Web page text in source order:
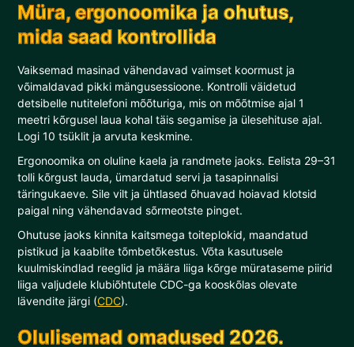
Müra, ergonoomika ja ohutus,
mida saad kontrollida
Vaiksemad masinad vähendavad vaimset koormust ja
võimaldavad pikki mängusessioone. Kontrolli väidetud
detsibelle nutitelefoni mõõturiga, mis on mõõtmise ajal 1
meetri kõrgusel laua kohal täis segamise ja ülesehituse ajal.
Logi 10 tsüklit ja arvuta keskmine.
Ergonoomika on oluline kaela ja randmete jaoks. Eelista 29–31
tolli kõrgust lauda, ümardatud servi ja tasapinnalisi
täringukaeve. Sile vilt ja ühtlased õhuavad hoiavad klotsid
paigal ning vähendavad sõrmeotste pinget.
Ohutuse jaoks kinnita kaitsmega toiteplokid, maandatud
pistikud ja kaablite tõmbetõkestus. Võta kasutusele
kuulmiskindlad reeglid ja määra liiga kõrge mürataseme piirid
liiga valjudele klubiõhtutele CDC-ga kooskõlas olevate
lävendite järgi (CDC).
Olulisemad omadused 2026.